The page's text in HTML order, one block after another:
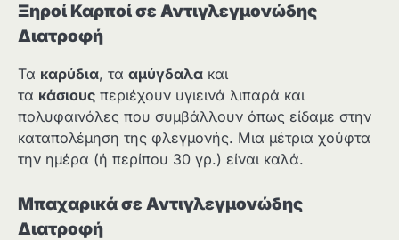
Ξηροί Καρποίσε Αντιγλεγμονώδης
Διατροφή
Τα καρύδια, τα αμύγδαλα και
τα κάσιους περιέχουν υγιεινά λιπαρά και
πολυφαινόλες που συμβάλλουν όπως είδαμε στην
καταπολέμηση της φλεγμονής. Μια μέτρια χούφτα
την ημέρα (ή περίπου 30 γρ.) είναι καλά.
Μπαχαρικάσε Αντιγλεγμονώδης
Διατροφή